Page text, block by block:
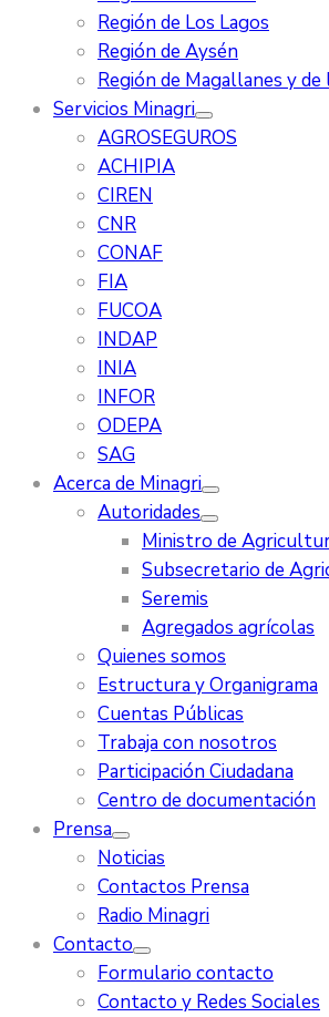
Región de Los Lagos
Región de Aysén
Región de Magallanes y
Servicios Minagri
AGROSEGUROS
ACHIPIA
CIREN
CNR
CONAF
FIA
FUCOA
INDAP
INIA
INFOR
ODEPA
SAG
Acerca de Minagri
Autoridades
Ministro de
Subsecretario de
Seremis
Agregados agrícolas
Quienes somos
Estructura y Organigrama
Cuentas Públicas
Trabaja con nosotros
Participación Ciudadana
Centro de documentación
Prensa
Noticias
Contactos Prensa
Radio Minagri
Contacto
Formulario contacto
Contacto y Redes Sociales